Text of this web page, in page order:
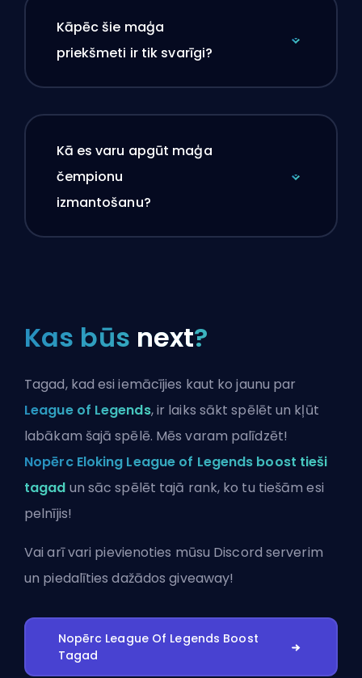
Kāpēc šie maģa
priekšmeti ir tik svarīgi?
Kā es varu apgūt maģa
čempionu
izmantošanu?
Kas būs next?
Tagad, kad esi iemācījies kaut ko jaunu par
League of Legends, ir laiks sākt spēlēt un kļūt
labākam šajā spēlē. Mēs varam palīdzēt!
Nopērc Eloking League of Legends boost tieši
tagad un sāc spēlēt tajā rank, ko tu tiešām esi
pelnījis!
Vai arī vari pievienoties mūsu Discord serverim
un piedalīties dažādos giveaway!
Nopērc League Of Legends Boost
Tagad